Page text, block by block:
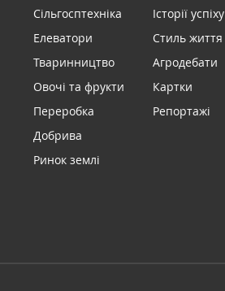
Сільгосптехніка
Елеватори
Тваринництво
Овочі та фрукти
Переробка
Добрива
Ринок землі
Історії успіху
Стиль життя
Агродебати
Картки
Репортажі